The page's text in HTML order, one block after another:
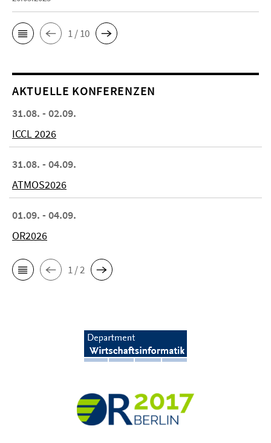
1 / 10
AKTUELLE KONFERENZEN
31.08. - 02.09.
ICCL 2026
31.08. - 04.09.
ATMOS2026
01.09. - 04.09.
OR2026
1 / 2